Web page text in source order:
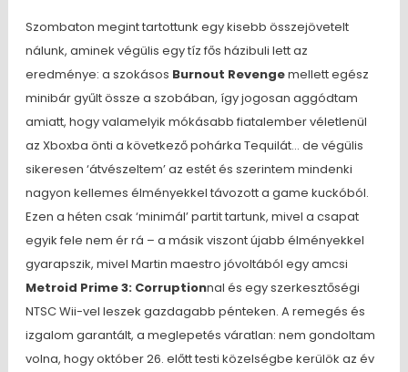
Szombaton megint tartottunk egy kisebb összejövetelt
nálunk, aminek végülis egy tíz fős házibuli lett az
eredménye: a szokásos Burnout Revengemellett egész
minibár gyűlt össze a szobában, így jogosan aggódtam
amiatt, hogy valamelyik mókásabb fiatalember véletlenül
az Xboxba önti a következő pohárka Tequilát… de végülis
sikeresen ‘átvészeltem’ az estét és szerintem mindenki
nagyon kellemes élményekkel távozott a game kuckóból.
Ezen a héten csak ‘minimál’ partit tartunk, mivel a csapat
egyik fele nem ér rá – a másik viszont újabb élményekkel
gyarapszik, mivel Martin maestro jóvoltából egy amcsi
Metroid Prime 3: Corruptionnal és egy szerkesztőségi
NTSC Wii-vel leszek gazdagabb pénteken. A remegés és
izgalom garantált, a meglepetés váratlan: nem gondoltam
volna, hogy október 26. előtt testi közelségbe kerülök az év